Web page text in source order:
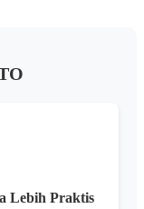
Lebih Praktis